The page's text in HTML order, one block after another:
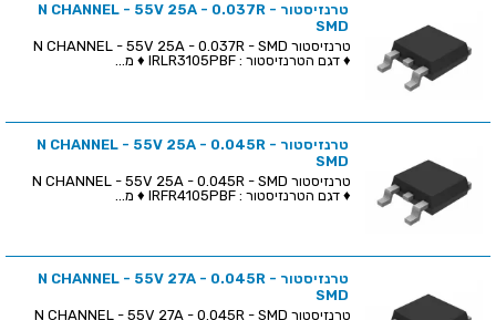
טרנזיסטור N CHANNEL - 55V 25A - 0.037R -
SMD
♦ דגם הטרנזיסטור : IRLR3105PBF ♦ מ...
טרנזיסטור N CHANNEL - 55V 25A - 0.045R -
SMD
♦ דגם הטרנזיסטור : IRFR4105PBF ♦ מ...
טרנזיסטור N CHANNEL - 55V 27A - 0.045R -
SMD